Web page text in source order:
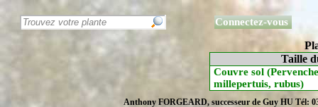
Connectez-vous
Taille
Couvre sol
millepertuis, rubus)
Anthony FORGEARD, successeur de Guy HU Tél: